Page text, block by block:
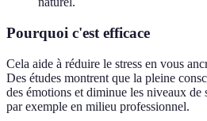
Pourquoi c'est efficace
Cela aide à réduire le stress en vous
Des études montrent que la pleine
des émotions et diminue les niveaux de
par exemple en milieu professionnel.